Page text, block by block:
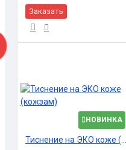
Заказать
НОВИНКА